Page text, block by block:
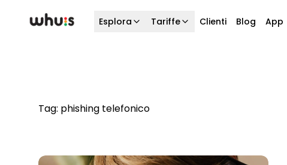
Esplora Tariffe Clienti Blog App
Tag: phishing telefonico